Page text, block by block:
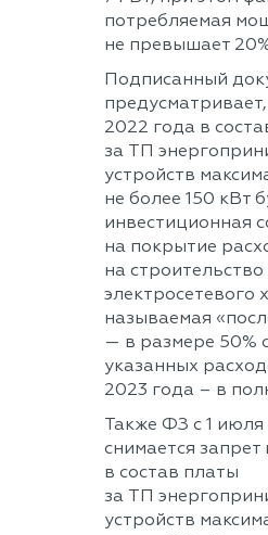
потребляемая
не превышает
Подписанный
2022 года в
за ТП
устройств
не более 150 кВт
инвестиционная
на покрытие
на
электросетевого
называемая
— в размере 50%
указанных
2023 года – в
Также ФЗ с 1
снимается
в состав платы
за ТП
устройств